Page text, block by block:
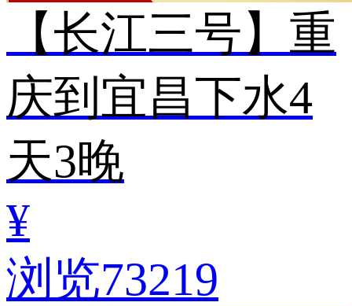
【长江三号】重
庆到宜昌下水4
天3晚
¥
浏览73219